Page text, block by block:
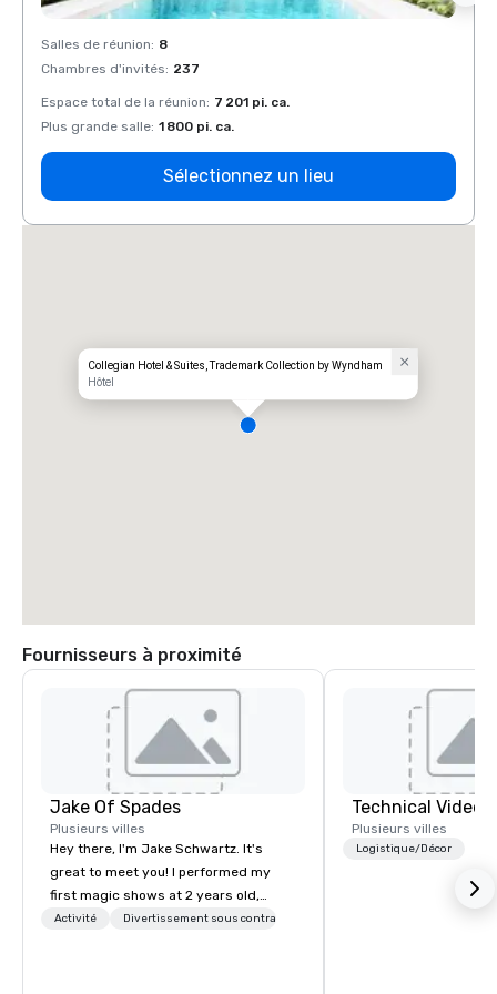
Salles de réunion: 8
Chambres d'invités: 237
Espace total de la réunion: 7 201 pi. ca.
Plus grande salle: 1 800 pi. ca.
Sélectionnez un lieu
Collegian Hotel & Suites, Trademark Collection by Wyndham
Hôtel
Fournisseurs à proximité
Jake Of Spades
Plusieurs villes
Hey there, I'm Jake Schwartz. It's
great to meet you! I performed my
first magic shows at 2 years old,
making my food “disappear” for my
Activité Divertissement sous contrat
Technical Video
Plusieurs villes
Logistique/Décor